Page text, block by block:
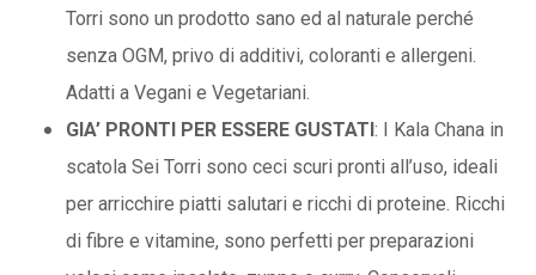
Torri sono un prodotto sano ed al naturale perché
senza OGM, privo di additivi, coloranti e allergeni.
Adatti a Vegani e Vegetariani.
GIA’ PRONTI PER ESSERE GUSTATI: I Kala Chana in
scatola Sei Torri sono ceci scuri pronti all’uso, ideali
per arricchire piatti salutari e ricchi di proteine. Ricchi
di fibre e vitamine, sono perfetti per preparazioni